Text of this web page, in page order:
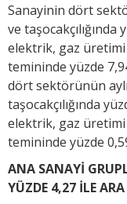
Sanayinin dört
ve
elektrik, gaz üretimi
temininde yüzde
dört sektörünün
taşocakçılığında
elektrik, gaz üretimi
temininde yüzde
ANA SANAYİ
YÜZDE 4,27 İLE